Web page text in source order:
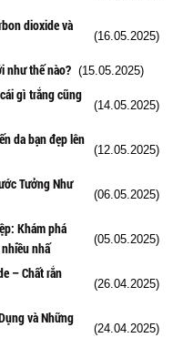
dioxide và
(16.05.2025)
như thế nào? (15.05.2025)
gì trắng cũng
(14.05.2025)
da bạn đẹp lên
(12.05.2025)
Tưởng Như
(06.05.2025)
Khám phá
nhấ
(05.05.2025)
– Chất rắn
(26.04.2025)
và Những
(24.04.2025)